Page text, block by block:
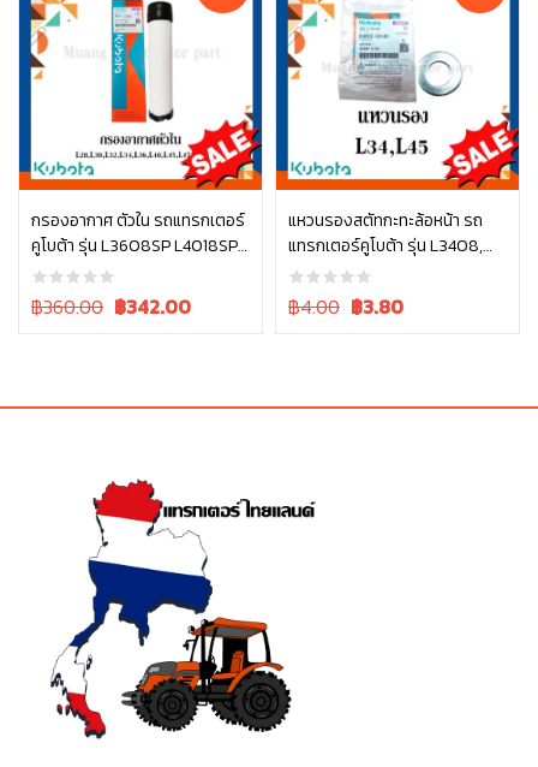
กรองอากาศ ตัวใน รถแทรกเตอร์
คูโบต้า รุ่น L3608SP L4018SP
L4708SP W9501-31090B
Original
฿360.00 Current
฿342.00
หยิบใส่ตะกร้า
แหวนรองสตัทกะทะล้อหน้า รถ
แทรกเตอร์คูโบต้า รุ่น L3408,
L4508 04013-60140
Original
฿4.00 Current
฿3.80
หยิบใส่ตะกร้า